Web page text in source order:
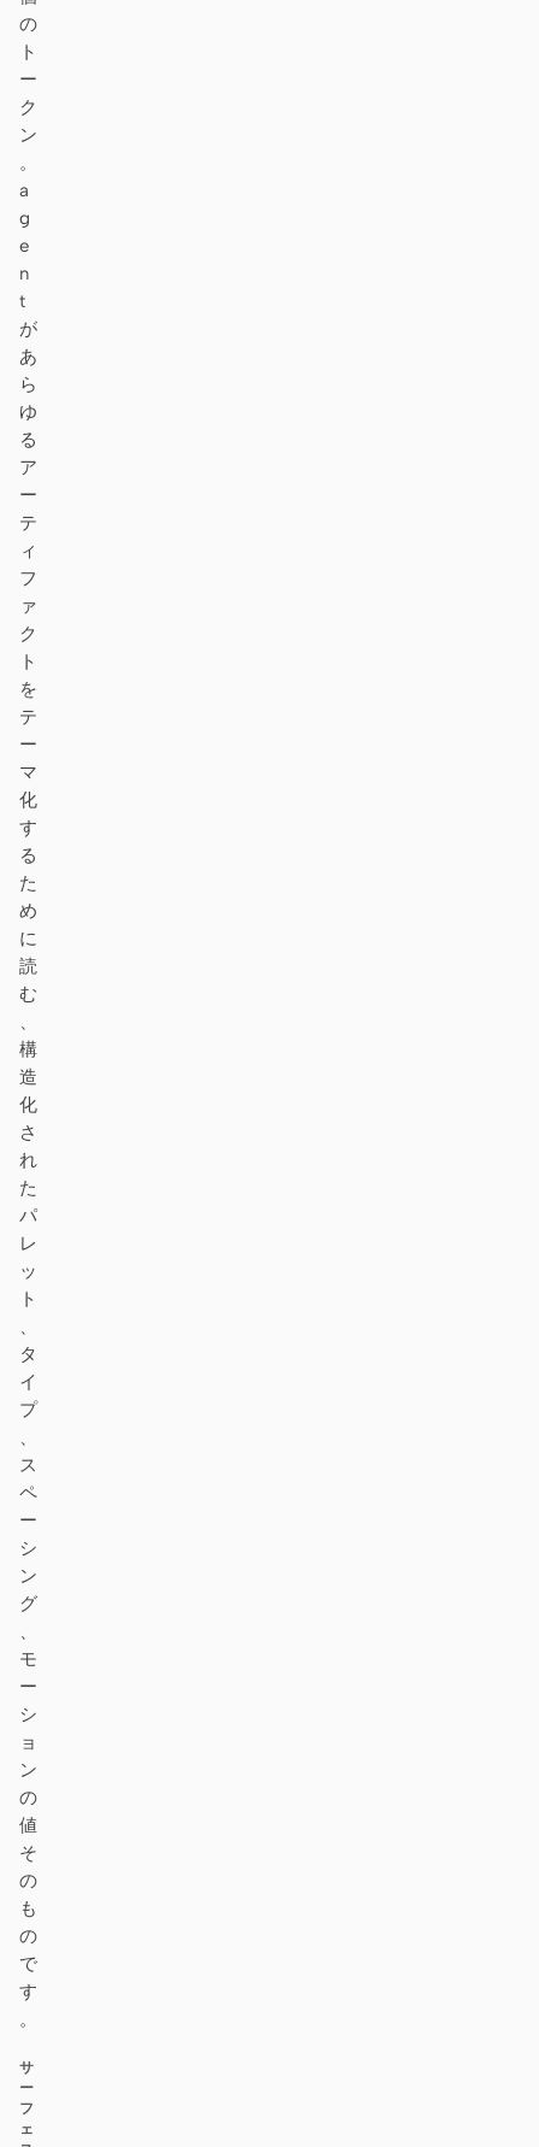
の
ト
ー
ク
ン
。
a
g
e
n
t
が
あ
ら
ゆ
る
ア
ー
テ
ィ
フ
ァ
ク
ト
を
テ
ー
マ
化
す
る
た
め
に
読
む
、
構
造
化
さ
れ
た
パ
レ
ッ
ト
、
タ
イ
プ
、
ス
ペ
ー
シ
ン
グ
、
モ
ー
シ
ョ
ン
の
値
そ
の
も
の
で
す
。
サ
ー
フ
ェ